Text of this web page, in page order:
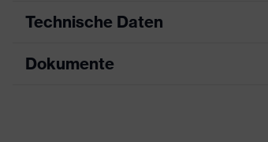
Technische Daten
Produktart
Dokumente